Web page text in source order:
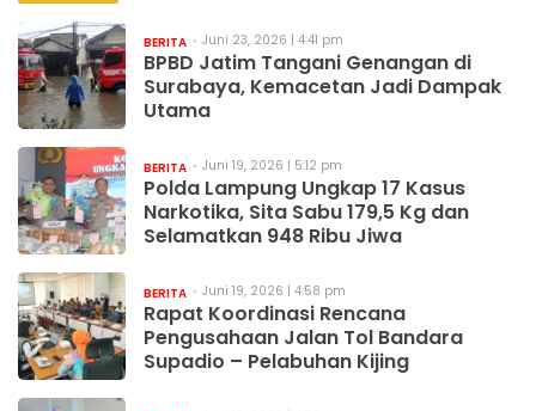
BERITA Juni 23, 2026 | 4:41 pm
BPBD Jatim Tangani Genangan di
Surabaya, Kemacetan Jadi Dampak
Utama
BERITA Juni 19, 2026 | 5:12 pm
Polda Lampung Ungkap 17 Kasus
Narkotika, Sita Sabu 179,5 Kg dan
Selamatkan 948 Ribu Jiwa
BERITA Juni 19, 2026 | 4:58 pm
Rapat Koordinasi Rencana
Pengusahaan Jalan Tol Bandara
Supadio – Pelabuhan Kijing